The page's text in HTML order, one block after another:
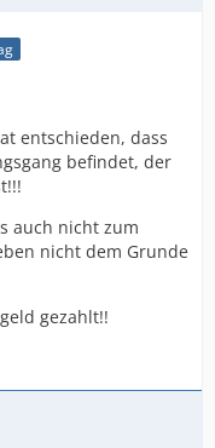
entschieden, dass
befindet, der
auch nicht zum
nicht dem Grunde
gezahlt!!